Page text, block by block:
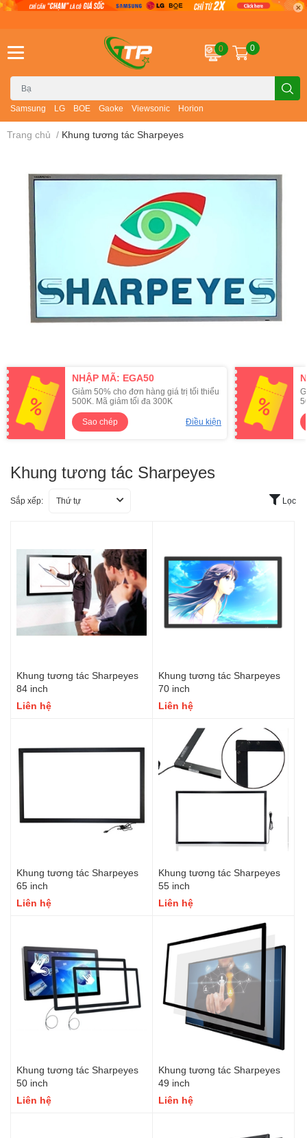
Samsung LG BOE Gaoke Viewsonic Horion
0 0
Trang chủ / Khung tương tác Sharpeyes
NHẬP MÃ: EGA50
Giảm 50% cho đơn hàng giá trị tối thiểu
500K. Mã giảm tối đa 300K
Sao chép
Điều kiện
Khung tương tác Sharpeyes
Sắp xếp: Thứ tự Lọc
Khung tương tác Sharpeyes
84 inch
Liên hệ
Khung tương tác Sharpeyes
70 inch
Liên hệ
Khung tương tác Sharpeyes
65 inch
Liên hệ
Khung tương tác Sharpeyes
55 inch
Liên hệ
Khung tương tác Sharpeyes
50 inch
Liên hệ
Khung tương tác Sharpeyes
49 inch
Liên hệ